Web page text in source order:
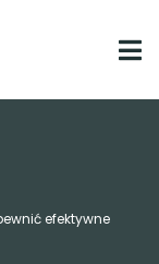
efektywne